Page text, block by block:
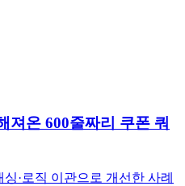
져온 600줄짜리 쿠폰 쿼
·로직 이관으로 개선한 사례